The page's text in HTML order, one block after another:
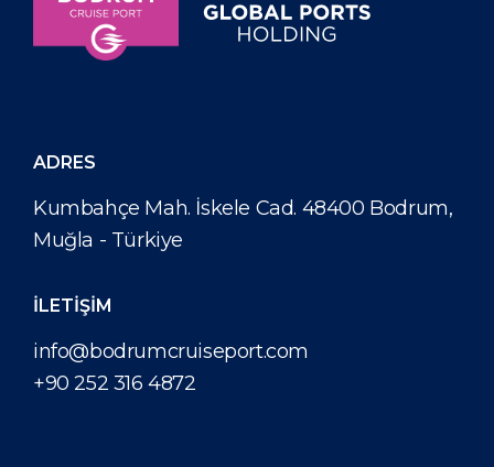
ADRES
Kumbahçe Mah. İskele Cad. 48400 Bodrum,
Muğla - Türkiye
İLETİŞİM
info@bodrumcruiseport.com
+90 252 316 4872